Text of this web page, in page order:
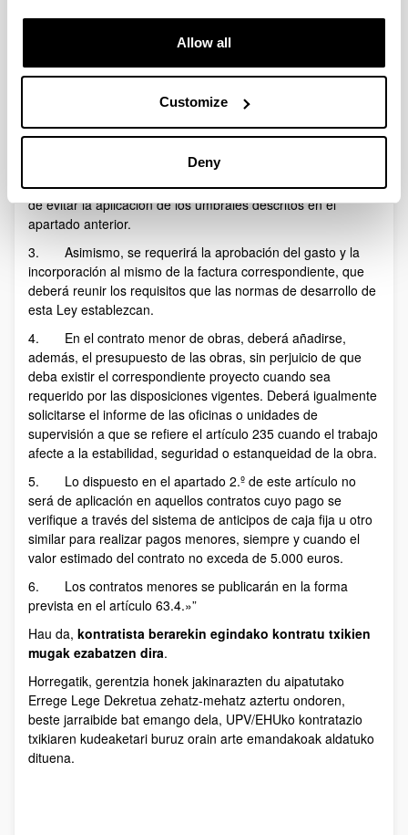
Allow all
Customize
Deny
valor estimado inferior a 40.000 euros, cuando se trate de
contratos de obras, o a 15.000 euros, cuando se trate de
dispuesto en el artículo 229 en relación con las obras,
servicios y suministros centralizados en el ámbito estatal.
2. En los contratos menores la tramitación del
contratación justificando de manera motivada la necesidad
del contrato y que no se está alterando su objeto con el fin
de evitar la aplicación de los umbrales descritos en el
apartado anterior.
3. Asimismo, se requerirá la aprobación del gasto y la
incorporación al mismo de la factura correspondiente, que
deberá reunir los requisitos que las normas de desarrollo de
esta Ley establezcan.
4. En el contrato menor de obras, deberá añadirse,
además, el presupuesto de las obras, sin perjuicio de que
deba existir el correspondiente proyecto cuando sea
requerido por las disposiciones vigentes. Deberá igualmente
solicitarse el informe de las oficinas o unidades de
supervisión a que se refiere el artículo 235 cuando el trabajo
afecte a la estabilidad, seguridad o estanqueidad de la obra.
5. Lo dispuesto en el apartado 2.º de este artículo no
será de aplicación en aquellos contratos cuyo pago se
verifique a través del sistema de anticipos de caja fija u otro
similar para realizar pagos menores, siempre y cuando el
valor estimado del contrato no exceda de 5.000 euros.
6. Los contratos menores se publicarán en la forma
prevista en el artículo 63.4.»”
Hau da, kontratista berarekin egindako kontratu txikien
mugak ezabatzen dira.
Horregatik, gerentzia honek jakinarazten du aipatutako
Errege Lege Dekretua zehatz-mehatz aztertu ondoren,
beste jarraibide bat emango dela, UPV/EHUko kontratazio
txikiaren kudeaketari buruz orain arte emandakoak aldatuko
dituena.